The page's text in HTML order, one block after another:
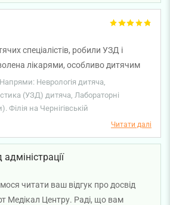
спеціалістів, робили УЗД і
лікарями, особливо дитячим
уважно вислухала дитину і
з особистістю. Та і в цілому тут
з дітками дуже уважно. Дуже
очікуєш на результат тебе
видають цукерки з
піднімає їм настрій після всіх
Неврологія дитяча,
(УЗД) дитяча, Лабораторні
Філія на Чернігівській
Читати далі
адміністрації
читати ваш відгук про досвід
Медікал Центру. Раді, що вам